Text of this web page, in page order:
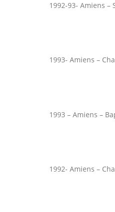
1992-93- Amiens –
1993- Amiens –
1993 – Amiens –
1992- Amiens –